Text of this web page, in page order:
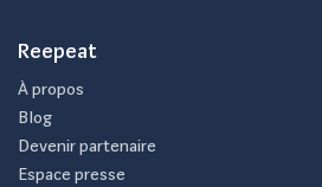
Reepeat
À propos
Blog
Devenir partenaire
Espace presse